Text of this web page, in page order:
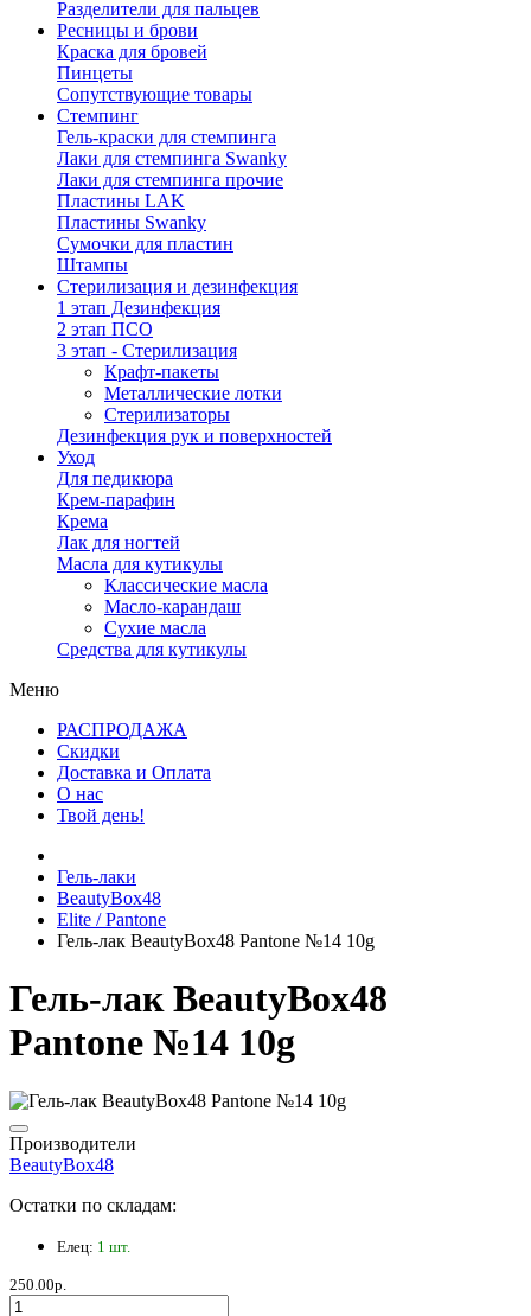
Разделители для пальцев
Ресницы и брови
Краска для бровей
Пинцеты
Сопутствующие товары
Стемпинг
Гель-краски для стемпинга
Лаки для стемпинга Swanky
Лаки для стемпинга прочие
Пластины LAK
Пластины Swanky
Сумочки для пластин
Штампы
Стерилизация и дезинфекция
1 этап Дезинфекция
2 этап ПСО
3 этап - Стерилизация
Крафт-пакеты
Металлические лотки
Стерилизаторы
Дезинфекция рук и поверхностей
Уход
Для педикюра
Крем-парафин
Крема
Лак для ногтей
Масла для кутикулы
Классические масла
Масло-карандаш
Сухие масла
Средства для кутикулы
Меню
РАСПРОДАЖА
Скидки
Доставка и Оплата
О нас
Твой день!
Гель-лаки
BeautyBox48
Elite / Pantone
Гель-лак BeautyBox48 Pantone №14 10g
Гель-лак BeautyBox48
Pantone №14 10g
Производители
BeautyBox48
Остатки по складам:
Елец: 1 шт.
250.00р.